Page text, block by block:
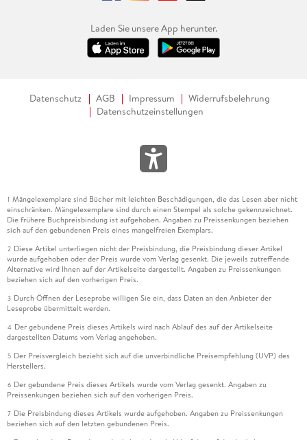
Laden Sie unsere App herunter.
Datenschutz AGB Impressum
Widerrufsbelehrung
Datenschutzeinstellungen
1 Mängelexemplare sind Bücher mit leichten Beschädigungen, die das Lesen aber nicht
einschränken. Mängelexemplare sind durch einen Stempel als solche gekennzeichnet.
Die frühere Buchpreisbindung ist aufgehoben. Angaben zu Preissenkungen beziehen
sich auf den gebundenen Preis eines mangelfreien Exemplars.
2 Diese Artikel unterliegen nicht der Preisbindung, die Preisbindung dieser Artikel
wurde aufgehoben oder der Preis wurde vom Verlag gesenkt. Die jeweils zutreffende
Alternative wird Ihnen auf der Artikelseite dargestellt. Angaben zu Preissenkungen
beziehen sich auf den vorherigen Preis.
3 Durch Öffnen der Leseprobe willigen Sie ein, dass Daten an den Anbieter der
Leseprobe übermittelt werden.
4 Der gebundene Preis dieses Artikels wird nach Ablauf des auf der Artikelseite
dargestellten Datums vom Verlag angehoben.
5 Der Preisvergleich bezieht sich auf die unverbindliche Preisempfehlung (UVP) des
Herstellers.
6 Der gebundene Preis dieses Artikels wurde vom Verlag gesenkt. Angaben zu
Preissenkungen beziehen sich auf den vorherigen Preis.
7 Die Preisbindung dieses Artikels wurde aufgehoben. Angaben zu Preissenkungen
beziehen sich auf den letzten gebundenen Preis.